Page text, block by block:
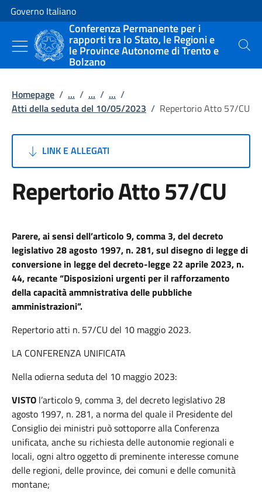
Vai al contenuto
Vai alla navigazione del sito
Governo Italiano
Conferenza Permanente per i
rapporti tra lo Stato, le Regioni e
le Province Autonome di Trento e
Bolzano
Cerca
Homepage / ... / ... / ... /
Atti della seduta del 10/05/2023 / Repertorio Atto 57/CU
LINK E ALLEGATI
Repertorio Atto 57/CU
Parere, ai sensi dell’articolo 9, comma 3, del decreto
legislativo 28 agosto 1997, n. 281, sul disegno di legge di
conversione in legge del decreto-legge 22 aprile 2023, n.
44, recante “Disposizioni urgenti per il rafforzamento
della capacità ammnistrativa delle pubbliche
amministrazioni”.
Repertorio atti n. 57/CU del 10 maggio 2023.
LA CONFERENZA UNIFICATA
Nella odierna seduta del 10 maggio 2023:
VISTO l’articolo 9, comma 3, del decreto legislativo 28
agosto 1997, n. 281, a norma del quale il Presidente del
Consiglio dei ministri può sottoporre alla Conferenza
unificata, anche su richiesta delle autonomie regionali e
locali, ogni altro oggetto di preminente interesse comune
delle regioni, delle province, dei comuni e delle comunità
montane;